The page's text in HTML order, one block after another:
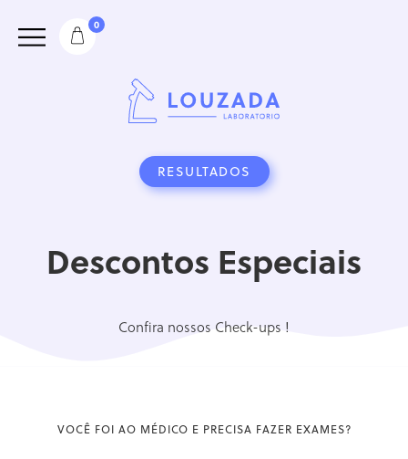
0
RESULTADOS
Descontos Especiais
Confira nossos Check-ups !
VOCÊ FOI AO MÉDICO E PRECISA FAZER EXAMES?